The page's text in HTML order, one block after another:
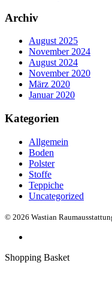
Archiv
August 2025
November 2024
August 2024
November 2020
März 2020
Januar 2020
Kategorien
Allgemein
Boden
Polster
Stoffe
Teppiche
Uncategorized
© 2026 Wastian
Shopping Basket